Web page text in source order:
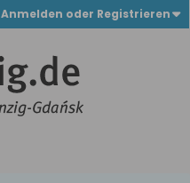
Anmelden oder Registrieren